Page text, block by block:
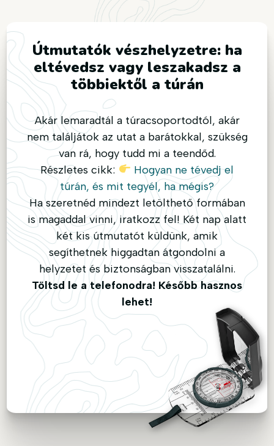
Útmutatók vészhelyzetre: ha
eltévedsz vagy leszakadsz a
többiektől a túrán
Akár lemaradtál a túracsoportodtól, akár
nem találjátok az utat a barátokkal, szükség
van rá, hogy tudd mi a teendőd.
Részletes cikk:
Hogyan ne tévedj el
túrán, és mit tegyél, ha mégis?
Ha szeretnéd mindezt letölthető formában
is magaddal vinni, iratkozz fel! Két nap alatt
két kis útmutatót küldünk, amik
segíthetnek higgadtan átgondolni a
helyzetet és biztonságban visszatalálni.
Töltsd le a telefonodra! Később hasznos
lehet!